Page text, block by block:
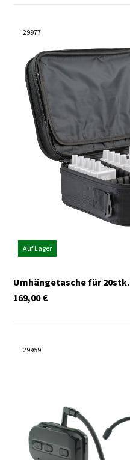
29977
Auf Lager
Umhängetasche für 20stk.
€
169,00
29959